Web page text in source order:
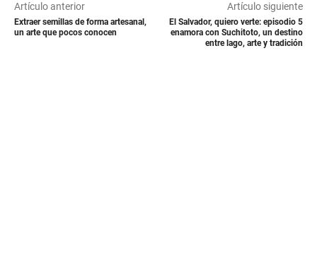
Artículo anterior
Extraer semillas de forma artesanal,
un arte que pocos conocen
Artículo siguiente
El Salvador, quiero verte: episodio 5
enamora con Suchitoto, un destino
entre lago, arte y tradición